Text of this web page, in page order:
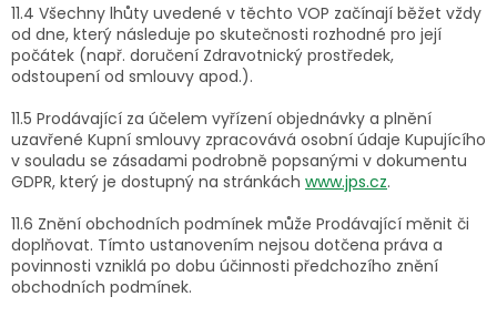
11.4 Všechny lhůty uvedené v těchto VOP začínají běžet vždy
od dne, který následuje po skutečnosti rozhodné pro její
počátek (např. doručení Zdravotnický prostředek,
odstoupení od smlouvy apod.).
11.5 Prodávající za účelem vyřízení objednávky a plnění
uzavřené Kupní smlouvy zpracovává osobní údaje Kupujícího
v souladu se zásadami podrobně popsanými v dokumentu
GDPR, který je dostupný na stránkách www.jps.cz.
11.6 Znění obchodních podmínek může Prodávající měnit či
doplňovat. Tímto ustanovením nejsou dotčena práva a
povinnosti vzniklá po dobu účinnosti předchozího znění
obchodních podmínek.